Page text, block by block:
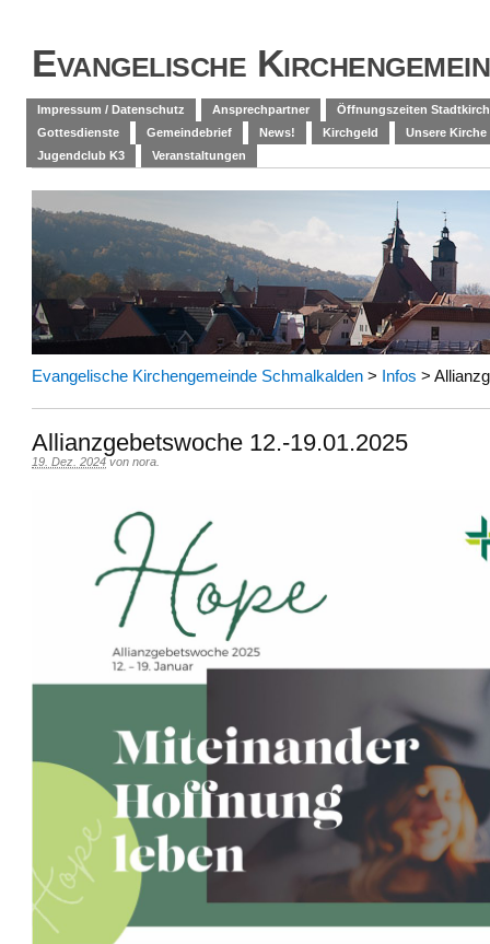
Evangelische
Impressum / Datenschutz Ansprechpartner
Öffnungszeiten
Gottesdienste
Gemeindebrief News! Kirchgeld
Unsere Kirche
Jugendclub K3
Veranstaltungen
Evangelische Kirchengemeinde Schmalkalden > Infos >
Allianzgebetswoche 12.-19.01.2025
19. Dez. 2024 von nora